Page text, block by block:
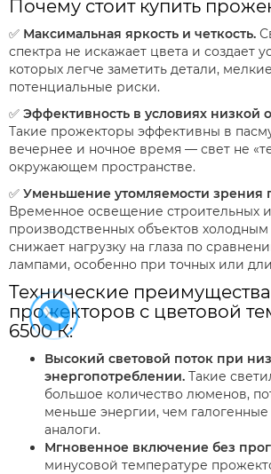
Почему стоит купить
✅ Максимальная яркость и четкость.
спектра не искажает цвета и создает
которых легче заметить детали,
потенциальные риски.
✅ Эффективность в условиях низкой
Такие прожекторы эффективны в
вечернее и ночное время — свет не
окружающем пространстве.
✅ Уменьшение утомляемости зрения
Временное освещение строительных
производственных объектов
снижает нагрузку на глаза по
лампами, особенно при точных или
Технические
прожекторов с цветовой
6500 К:
Высокий световой поток при
энергопотреблении. Такие
большое количество люменов,
меньше энергии, чем
аналоги.
Мгновенное включение без
минусовой температуре